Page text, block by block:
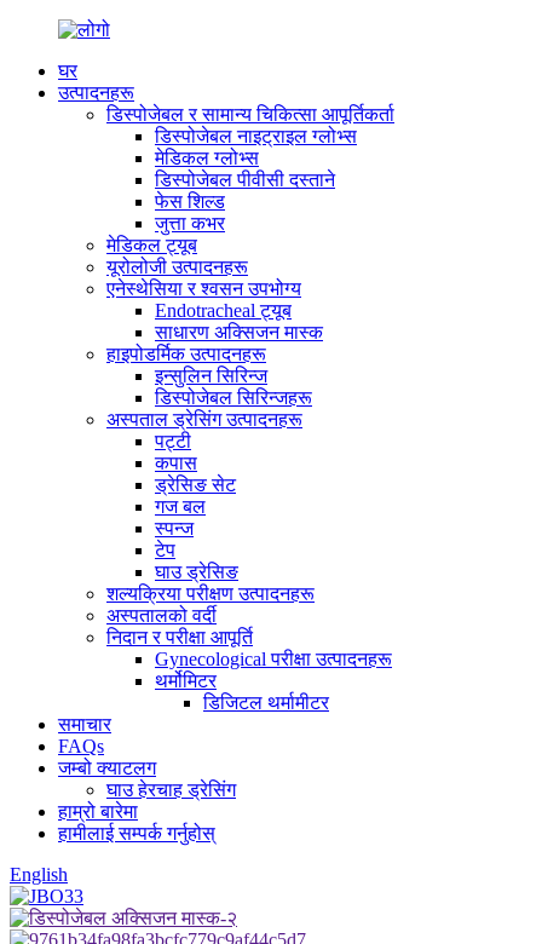
घर
उत्पादनहरू
डिस्पोजेबल र सामान्य चिकित्सा आपूर्तिकर्ता
डिस्पोजेबल नाइट्राइल ग्लोभ्स
मेडिकल ग्लोभ्स
डिस्पोजेबल पीवीसी दस्ताने
फेस शिल्ड
जुत्ता कभर
मेडिकल ट्यूब
यूरोलोजी उत्पादनहरू
एनेस्थेसिया र श्वसन उपभोग्य
Endotracheal ट्यूब
साधारण अक्सिजन मास्क
हाइपोडर्मिक उत्पादनहरू
इन्सुलिन सिरिन्ज
डिस्पोजेबल सिरिन्जहरू
अस्पताल ड्रेसिंग उत्पादनहरू
पट्टी
कपास
ड्रेसिङ सेट
गज बल
स्पन्ज
टेप
घाउ ड्रेसिङ
शल्यक्रिया परीक्षण उत्पादनहरू
अस्पतालको वर्दी
निदान र परीक्षा आपूर्ति
Gynecological परीक्षा उत्पादनहरू
थर्मोमिटर
डिजिटल थर्मामीटर
समाचार
FAQs
जम्बो क्याटलग
घाउ हेरचाह ड्रेसिंग
हाम्रो बारेमा
हामीलाई सम्पर्क गर्नुहोस्
English